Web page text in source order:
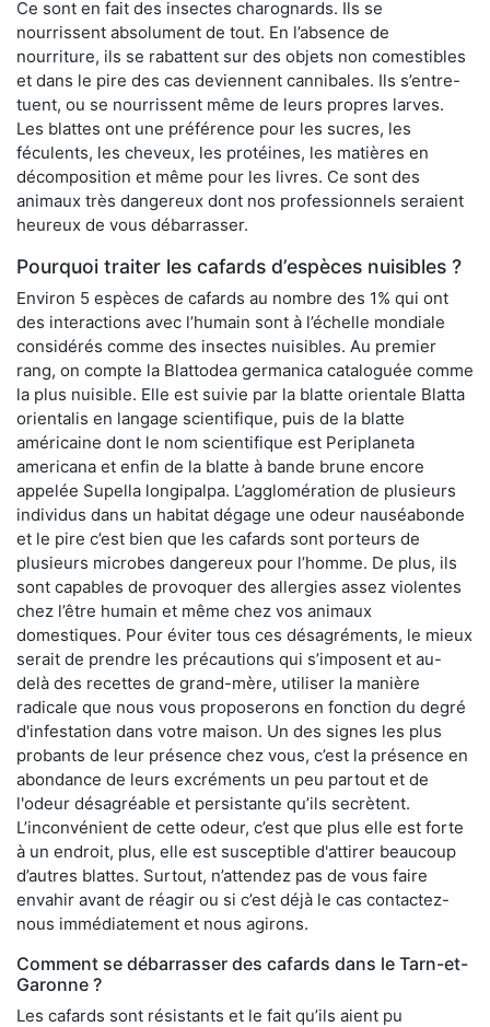
Ce sont en fait des insectes charognards. Ils se
nourrissent absolument de tout. En l’absence de
nourriture, ils se rabattent sur des objets non comestibles
et dans le pire des cas deviennent cannibales. Ils s’entre-
tuent, ou se nourrissent même de leurs propres larves.
Les blattes ont une préférence pour les sucres, les
féculents, les cheveux, les protéines, les matières en
décomposition et même pour les livres. Ce sont des
animaux très dangereux dont nos professionnels seraient
heureux de vous débarrasser.
Pourquoi traiter les cafards d’espèces nuisibles ?
Environ 5 espèces de cafards au nombre des 1% qui ont
des interactions avec l’humain sont à l’échelle mondiale
considérés comme des insectes nuisibles. Au premier
rang, on compte la Blattodea germanica cataloguée comme
la plus nuisible. Elle est suivie par la blatte orientale Blatta
orientalis en langage scientifique, puis de la blatte
américaine dont le nom scientifique est Periplaneta
americana et enfin de la blatte à bande brune encore
appelée Supella longipalpa. L’agglomération de plusieurs
individus dans un habitat dégage une odeur nauséabonde
et le pire c’est bien que les cafards sont porteurs de
plusieurs microbes dangereux pour l’homme. De plus, ils
sont capables de provoquer des allergies assez violentes
chez l’être humain et même chez vos animaux
domestiques. Pour éviter tous ces désagréments, le mieux
serait de prendre les précautions qui s’imposent et au-
delà des recettes de grand-mère, utiliser la manière
radicale que nous vous proposerons en fonction du degré
d'infestation dans votre maison. Un des signes les plus
probants de leur présence chez vous, c’est la présence en
abondance de leurs excréments un peu partout et de
l'odeur désagréable et persistante qu’ils secrètent.
L’inconvénient de cette odeur, c’est que plus elle est forte
à un endroit, plus, elle est susceptible d'attirer beaucoup
d’autres blattes. Surtout, n’attendez pas de vous faire
envahir avant de réagir ou si c’est déjà le cas contactez-
nous immédiatement et nous agirons.
Comment se débarrasser des cafards dans le Tarn-et-
Garonne ?
Les cafards sont résistants et le fait qu’ils aient pu